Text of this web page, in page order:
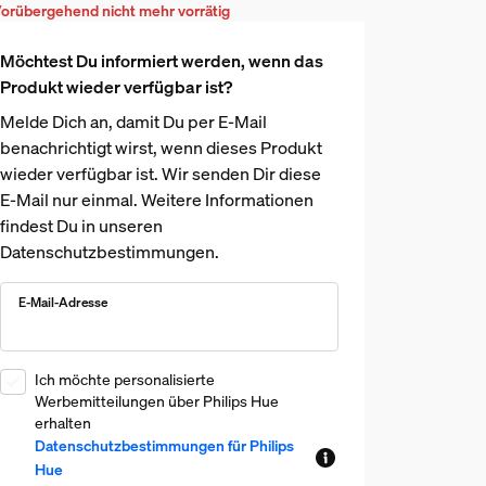
nicht mehr vorrätig
Möchtest Du informiert werden, wenn das
Produkt wieder verfügbar ist?
Melde Dich an, damit Du per E-Mail
benachrichtigt wirst, wenn dieses Produkt
wieder verfügbar ist. Wir senden Dir diese
E-Mail nur einmal. Weitere Informationen
findest Du in unseren
Datenschutzbestimmungen.
E-Mail-Adresse
Ich möchte personalisierte
Werbemitteilungen über Philips Hue
erhalten
Datenschutzbestimmungen für Philips
Hue